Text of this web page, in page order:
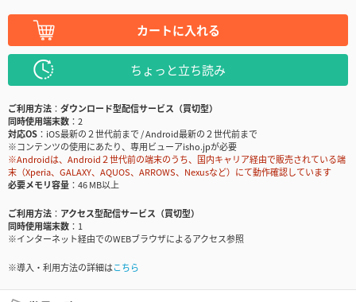
カートに入れる
ちょっと立ち読み
ご利用方法
ダウンロード型配信サービス（買切型）
同時使用端末数
2
対応OS
iOS最新の２世代前まで / Android最新の２世代前まで
※コンテンツの使用にあたり、専用ビューアisho.jpが必要
※Androidは、Android２世代前の端末のうち、国内キャリア経由で販売されている端
末（Xperia、GALAXY、AQUOS、ARROWS、Nexusなど）にて動作確認しています
必要メモリ容量
46 MB以上
ご利用方法
アクセス型配信サービス（買切型）
同時使用端末数
1
※インターネット経由でのWEBブラウザによるアクセス参照
※導入・利用方法の詳細はこちら